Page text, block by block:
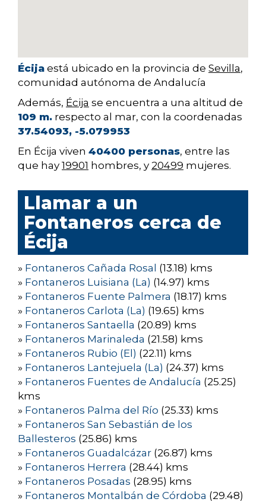
Écija está ubicado en la provincia de Sevilla,
comunidad autónoma de Andalucía
Además, Écija se encuentra a una altitud de
109 m. respecto al mar, con la coordenadas
37.54093, -5.079953
En Écija viven 40400 personas, entre las
que hay 19901 hombres, y 20499 mujeres.
Llamar a un
Fontaneros cerca de
Écija
» Fontaneros Cañada Rosal (13.18) kms
» Fontaneros Luisiana (La) (14.97) kms
» Fontaneros Fuente Palmera (18.17) kms
» Fontaneros Carlota (La) (19.65) kms
» Fontaneros Santaella (20.89) kms
» Fontaneros Marinaleda (21.58) kms
» Fontaneros Rubio (El) (22.11) kms
» Fontaneros Lantejuela (La) (24.37) kms
» Fontaneros Fuentes de Andalucía (25.25)
kms
» Fontaneros Palma del Río (25.33) kms
» Fontaneros San Sebastián de los
Ballesteros (25.86) kms
» Fontaneros Guadalcázar (26.87) kms
» Fontaneros Herrera (28.44) kms
» Fontaneros Posadas (28.95) kms
» Fontaneros Montalbán de Córdoba (29.48)